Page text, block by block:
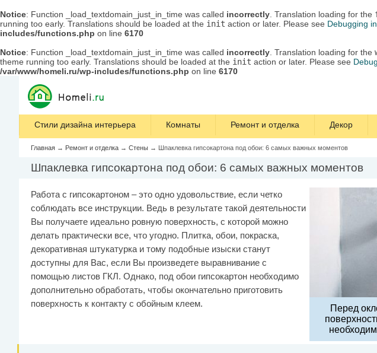
Notice: Function _load_textdomain_just_in_time was called incorrectly . Translation loading for the
running too early. Translations should be loaded at the init action or later. Please see Debugging
includes/functions.php on line 6170
Notice: Function _load_textdomain_just_in_time was called incorrectly . Translation loading for the
theme running too early. Translations should be loaded at the init action or later. Please see
/var/www/homeli.ru/wp-includes/functions.php on line 6170
Стили дизайна интерьера Комнаты Ремонт и отделка Декор
Главная → Ремонт и отделка → Стены → Шпаклевка гипсокартона под обои: 6 самых важных моментов
Шпаклевка гипсокартона под обои: 6 самых важных моментов
Перед
Работа с гипсокартоном – это одно удовольствие, если четко
соблюдать все инструкции. Ведь в результате такой деятельности
Вы получаете идеально ровную поверхность, с которой можно
делать практически все, что угодно. Плитка, обои, покраска,
декоративная штукатурка и тому подобные изыски станут
доступны для Вас, если Вы произведете выравнивание с
помощью листов ГКЛ. Однако, под обои гипсокартон необходимо
дополнительно обработать, чтобы окончательно приготовить
поверхность к контакту с обойным клеем.